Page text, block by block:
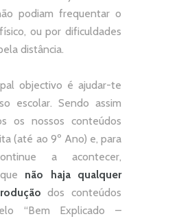
podiam frequentar o
ou por dificuldades
distância.
objectivo é ajudar-te
escolar. Sendo assim
os nossos conteúdos
(até ao 9º Ano) e, para
a acontecer,
não
haja qualquer
dos conteúdos
“Bem Explicado –